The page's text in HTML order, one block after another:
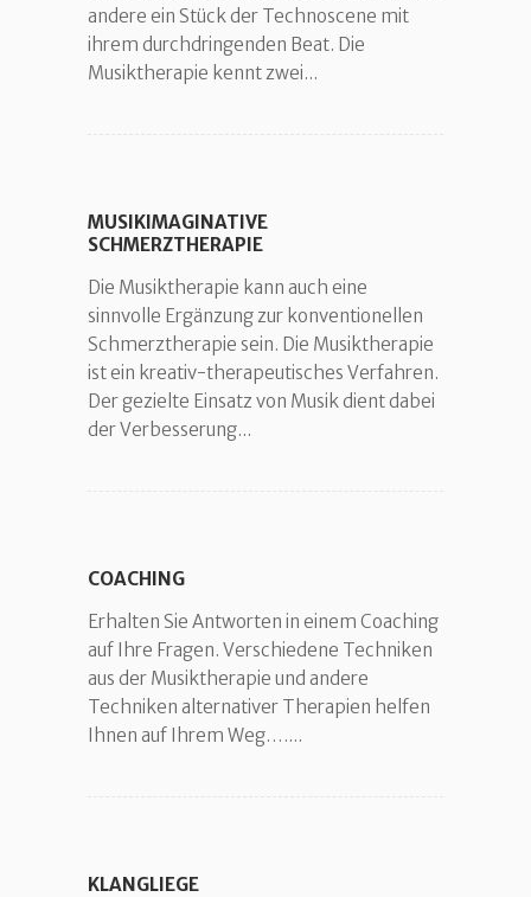
andere ein Stück der Technoscene mit
ihrem durchdringenden Beat. Die
Musiktherapie kennt zwei...
MUSIKIMAGINATIVE
SCHMERZTHERAPIE
Die Musiktherapie kann auch eine
sinnvolle Ergänzung zur konventionellen
Schmerztherapie sein. Die Musiktherapie
ist ein kreativ-therapeutisches Verfahren.
Der gezielte Einsatz von Musik dient dabei
der Verbesserung...
COACHING
Erhalten Sie Antworten in einem Coaching
auf Ihre Fragen. Verschiedene Techniken
aus der Musiktherapie und andere
Techniken alternativer Therapien helfen
Ihnen auf Ihrem Weg…....
KLANGLIEGE